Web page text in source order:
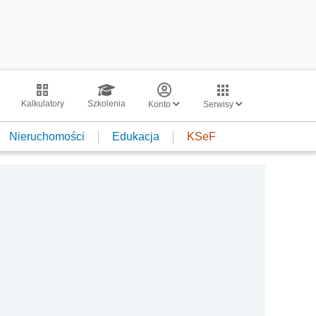
Kalkulatory Szkolenia Konto Serwisy
Nieruchomości Edukacja KSeF